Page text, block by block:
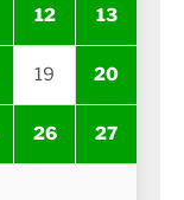
12 13
19 20
26 27